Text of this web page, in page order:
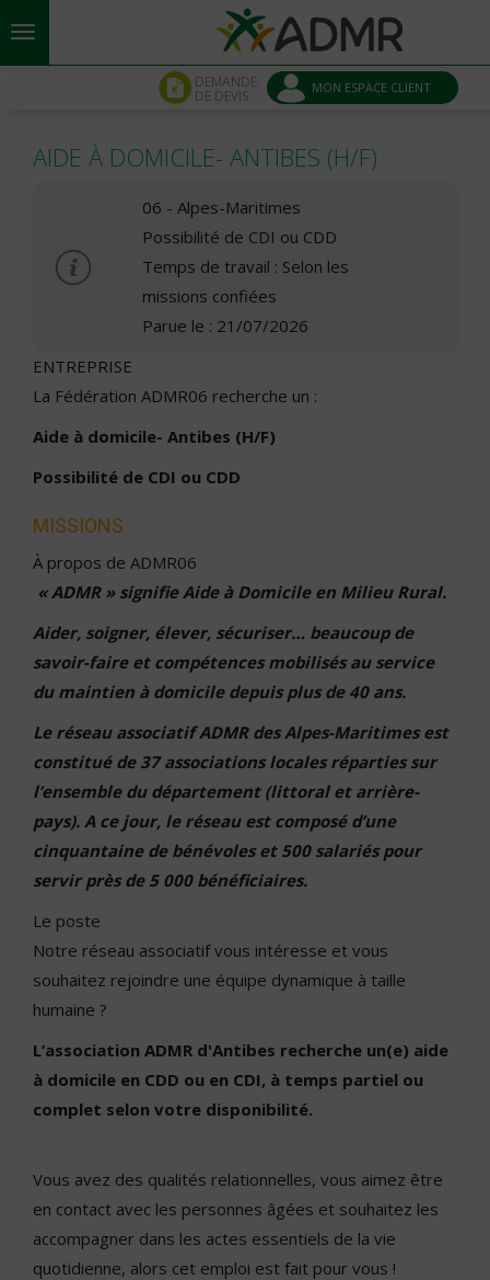
DEMANDE
DE DEVIS MON ESPACE CLIENT
AIDE À DOMICILE- ANTIBES (H/F)
06 - Alpes-Maritimes
Possibilité de CDI ou CDD
Temps de travail : Selon les
missions confiées
Parue le : 21/07/2026
ENTREPRISE
La Fédération ADMR06 recherche un :
Aide à domicile- Antibes (H/F)
Possibilité de CDI ou CDD
MISSIONS
À propos de ADMR06
« ADMR » signifie Aide à Domicile en Milieu Rural.
Aider, soigner, élever, sécuriser… beaucoup de
savoir-faire et compétences mobilisés au service
du maintien à domicile depuis plus de 40 ans.
Le réseau associatif ADMR des Alpes-Maritimes est
constitué de 37 associations locales réparties sur
l’ensemble du département (littoral et arrière-
pays). A ce jour, le réseau est composé d’une
cinquantaine de bénévoles et 500 salariés pour
servir près de 5 000 bénéficiaires.
Le poste
Notre réseau associatif vous intéresse et vous
souhaitez rejoindre une équipe dynamique à taille
humaine ?
L’association ADMR d'Antibes recherche un(e) aide
à domicile en CDD ou en CDI, à temps partiel ou
complet selon votre disponibilité.
Vous avez des qualités relationnelles, vous aimez être
en contact avec les personnes âgées et souhaitez les
accompagner dans les actes essentiels de la vie
quotidienne, alors cet emploi est fait pour vous !
Panneau de gestion des cookies